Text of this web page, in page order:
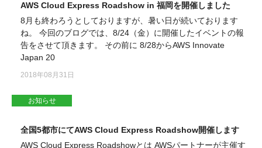
AWS Cloud Express Roadshow in 福岡を開催しました
8月も終わろうとしておりますが、暑い日が続いております
ね。 今回のブログでは、8/24（金）に開催したイベントの報
告をさせて頂きます。 その前に 8/28からAWS Innovate
Japan 20
2018年08月31日
お知らせ
全国5都市にてAWS Cloud Express Roadshow開催します
AWS Cloud Express Roadshowとは AWSパートナーが主催す